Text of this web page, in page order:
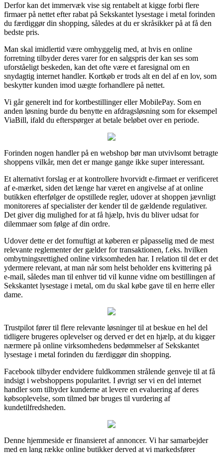
Derfor kan det immervæk vise sig rentabelt at kigge forbi flere
firmaer på nettet efter rabat på Sekskantet lysestage i metal forinden
du færdiggør din shopping, således at du er skråsikker på at få den
bedste pris.
Man skal imidlertid være omhyggelig med, at hvis en online
forretning tilbyder deres varer for en salgspris der kan ses som
uforståeligt beskeden, kan det ofte være et faresignal om en
snydagtig internet handler. Kortkøb er trods alt en del af en lov, som
beskytter kunden imod uægte forhandlere på nettet.
Vi går generelt ind for kortbestillinger eller MobilePay. Som en
anden løsning burde du benytte en afdragsløsning som for eksempel
ViaBill, ifald du efterspørger at betale beløbet over en periode.
Forinden nogen handler på en webshop bør man utvivlsomt betragte
shoppens vilkår, men det er mange gange ikke super interessant.
Et alternativt forslag er at kontrollere hvorvidt e-firmaet er verificeret
af e-mærket, siden det længe har været en angivelse af at online
butikken efterfølger de opstillede regler, udover at shoppen jævnligt
monitoreres af specialister der kender til de gældende regulativer.
Det giver dig mulighed for at få hjælp, hvis du bliver udsat for
dilemmaer som følge af din ordre.
Udover dette er det fornuftigt at køberen er påpasselig med de mest
relevante reglementer der gælder for transaktionen, f.eks. hvilken
ombytningsrettighed online virksomheden har. I relation til det er det
ydermere relevant, at man når som helst beholder ens kvittering på
e-mail, således man til enhver tid vil kunne vidne om bestillingen af
Sekskantet lysestage i metal, om du skal købe gave til en herre eller
dame.
Trustpilot fører til flere relevante løsninger til at beskue en hel del
tidligere brugeres oplevelser og derved er det en hjælp, at du kigger
nærmere på online virksomhedens bedømmelser af Sekskantet
lysestage i metal forinden du færdiggør din shopping.
Facebook tilbyder endvidere fuldkommen strålende genveje til at få
indsigt i webshoppens popularitet. I øvrigt ser vi en del internet
handler som tilbyder kunderne at levere en evaluering af deres
købsoplevelse, som tilmed bør bruges til vurdering af
kundetilfredsheden.
Denne hjemmeside er finansieret af annoncer. Vi har samarbejder
med en lang række online butikker derved at vi markedsfører